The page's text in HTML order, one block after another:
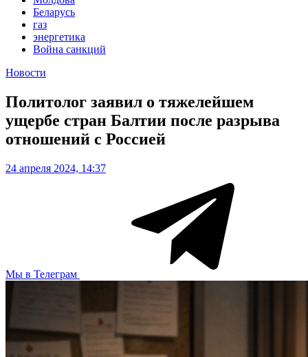
Беларусь
газ
энергетика
Война санкций
Новости
Политолог заявил о тяжелейшем
ущербе стран Балтии после разрыва
отношений с Россией
24 апреля 2024, 14:37
Мы в Телеграм